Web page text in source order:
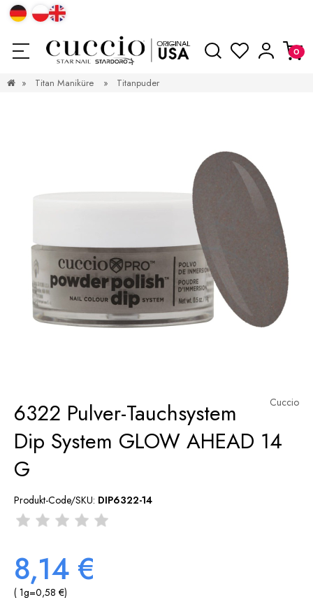
» Titan Maniküre » Titanpuder
Cuccio
6322 Pulver-Tauchsystem
Dip System GLOW AHEAD 14
G
Produkt-Code/SKU: DIP6322-14
8,14 €
( 1g=0,58 €)